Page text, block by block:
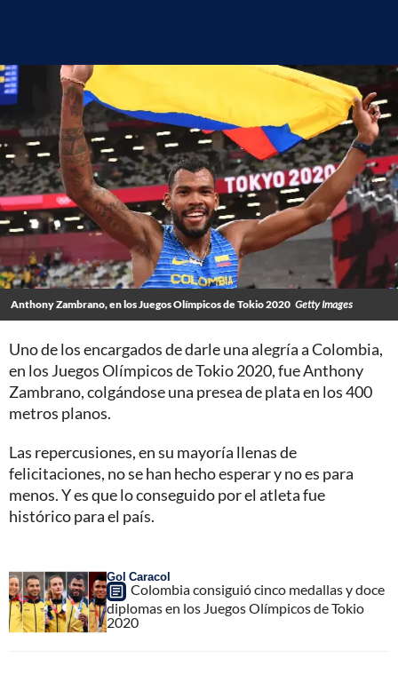
Anthony Zambrano, en los Juegos Olímpicos de Tokio 2020 Getty Images
Uno de los encargados de darle una alegría a Colombia,
en los Juegos Olímpicos de Tokio 2020, fue Anthony
Zambrano, colgándose una presea de plata en los 400
metros planos.
Las repercusiones, en su mayoría llenas de
felicitaciones, no se han hecho esperar y no es para
menos. Y es que lo conseguido por el atleta fue
histórico para el país.
Gol Caracol
Colombia consiguió cinco medallas y doce
diplomas en los Juegos Olímpicos de Tokio
2020